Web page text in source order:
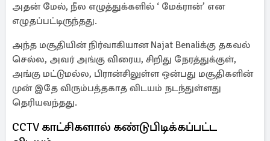
அதன் மேல், நீல எழுத்துக்களில் ‘ மேக்ரான்’ என
எழுதப்பட்டிருந்தது.
அந்த மசூதியின் நிர்வாகியான Najat Benaliக்கு தகவல்
செல்ல, அவர் அங்கு விரைய, சிறிது நேரத்துக்குள்,
அங்கு மட்டுமல்ல, பிரான்சிலுள்ள ஒன்பது மசூதிகளின்
முன் இதே விரும்பத்தகாத விடயம் நடந்துள்ளது
தெரியவந்தது.
CCTV காட்சிகளால் கண்டுபிடிக்கப்பட்ட